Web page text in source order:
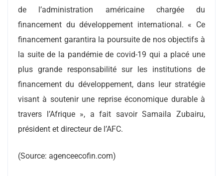
de l’administration américaine chargée du
financement du développement international. « Ce
financement garantira la poursuite de nos objectifs à
la suite de la pandémie de covid-19 qui a placé une
plus grande responsabilité sur les institutions de
financement du développement, dans leur stratégie
visant à soutenir une reprise économique durable à
travers l’Afrique », a fait savoir Samaila Zubairu,
président et directeur de l’AFC.
(Source: agenceecofin.com)